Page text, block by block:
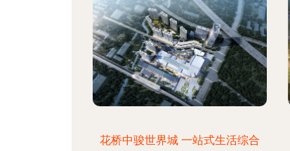
花桥中骏世界城 一站式生活综合